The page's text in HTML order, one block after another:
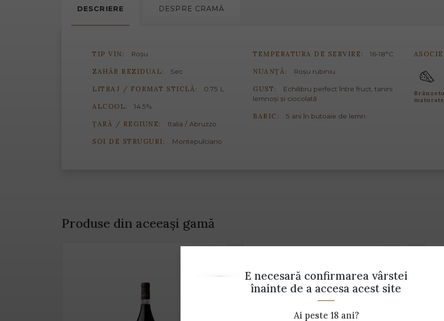
DESCRIERE DESPRE CRAMĂ
TIP VIN: Roșu
ZAHĂR REZIDUAL: Sec
LITRAJ / FORMAT STICLĂ: 0.75 L
ALCOOL: 14.5%
ȚARĂ / REGIUNE: Italia / Abruzzo
SOI DE STRUGURI: Montepulciano
TEMPERATURA DE SERVIRE: 16-18°C
NUANȚĂ: Roșu rubiniu
GUST:
Echilibru perfect între fruct, tanini
lemnoși și ciocolată
BARIC: 5 ani în butoaie de lemn
maturate
Produse din aceeași gamă
E necesară confirmarea vârstei
înainte de a accesa acest site
Ai peste 18 ani?